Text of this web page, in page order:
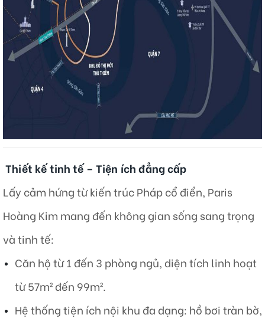
Thiết kế tinh tế – Tiện ích đẳng cấp
Lấy cảm hứng từ kiến trúc Pháp cổ điển, Paris
Hoàng Kim mang đến không gian sống sang trọng
và tinh tế:​
Căn hộ từ 1 đến 3 phòng ngủ, diện tích linh hoạt
từ 57m² đến 99m².
Hệ thống tiện ích nội khu đa dạng: hồ bơi tràn bờ,